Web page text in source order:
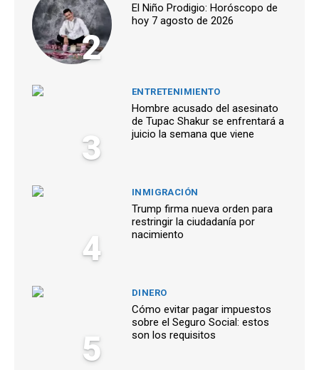
2
El Niño Prodigio: Horóscopo de
hoy 7 agosto de 2026
3
ENTRETENIMIENTO
Hombre acusado del asesinato
de Tupac Shakur se enfrentará a
juicio la semana que viene
4
INMIGRACIÓN
Trump firma nueva orden para
restringir la ciudadanía por
nacimiento
5
DINERO
Cómo evitar pagar impuestos
sobre el Seguro Social: estos
son los requisitos